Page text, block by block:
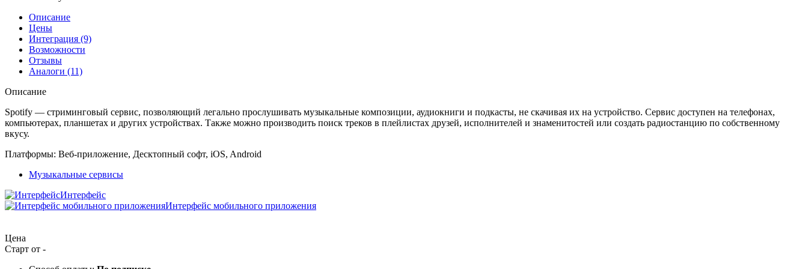
Описание
Цены
Интеграция (9)
Возможности
Отзывы
Аналоги (11)
Описание
Spotify — стриминговый сервис, позволяющий легально прослушивать музыкальные композиции, аудиокниги и подкасты, не скачивая их на устройство. Сервис доступен на телефонах,
компьютерах, планшетах и других устройствах. Также можно производить поиск треков в плейлистах друзей, исполнителей и знаменитостей или создать радиостанцию по собственному
вкусу.
Платформы: Веб-приложение, Десктопный софт, iOS, Android
Музыкальные сервисы
Интерфейс
Интерфейс мобильного приложения
Цена
Старт от -